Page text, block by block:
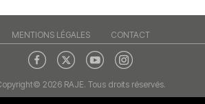
MENTIONS LÉGALES CONTACT
2026 RAJE. Tous droits réservés.